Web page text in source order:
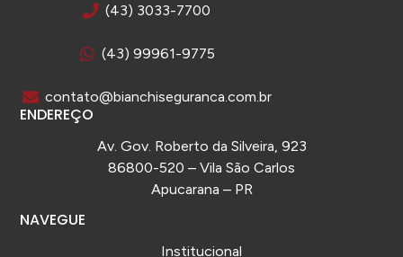
(43) 3033-7700
(43) 99961-9775
contato@bianchiseguranca.com.br
ENDEREÇO
Av. Gov. Roberto da Silveira, 923
86800-520 – Vila São Carlos
Apucarana – PR
NAVEGUE
Institucional